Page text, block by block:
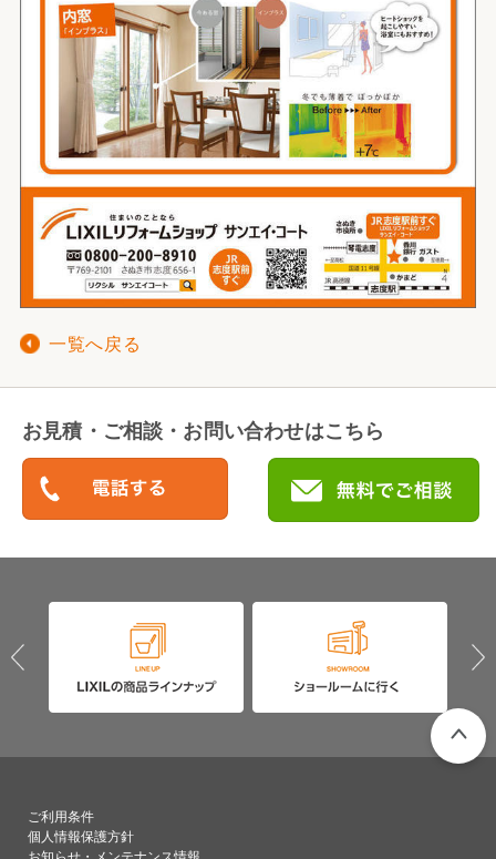
一覧へ戻る
お見積・ご相談・お問い合わせはこちら
ご利用条件
個人情報保護方針